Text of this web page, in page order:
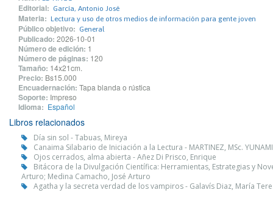
Editorial: García, Antonio José
Materia: Lectura y uso de otros medios de información para gente joven
Público objetivo: General
Publicado: 2026-10-01
Número de edición: 1
Número de páginas: 120
Tamaño: 14x21cm.
Precio: Bs15.000
Encuadernación: Tapa blanda o rústica
Soporte: Impreso
Idioma: Español
Libros relacionados
Día sin sol - Tabuas, Mireya
Canaima Silabario de Iniciación a la Lectura - MARTINEZ, MSc.
Ojos cerrados, alma abierta - Añez Di Prisco, Enrique
Bitácora de la Divulgación Científica: Herramientas, Estrategias y
Arturo; Medina Camacho, José Arturo
Agatha y la secreta verdad de los vampiros - Galavís Diaz, María